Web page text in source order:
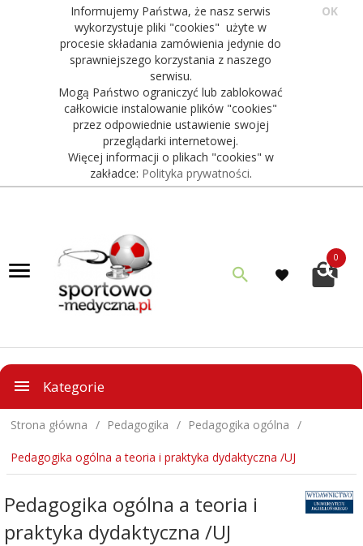
Informujemy Państwa, że nasz serwis
wykorzystuje pliki "cookies" użyte w
procesie składania zamówienia jedynie do
sprawniejszego korzystania z naszego
serwisu.
Mogą Państwo ograniczyć lub zablokować
całkowicie instalowanie plików "cookies"
przez odpowiednie ustawienie swojej
przeglądarki internetowej.
Więcej informacji o plikach "cookies" w
zakładce: Polityka prywatności.
OK
0
Kategorie
Strona główna Pedagogika Pedagogika ogólna
Pedagogika ogólna a teoria i praktyka dydaktyczna /UJ
Pedagogika ogólna a teoria i
praktyka dydaktyczna /UJ